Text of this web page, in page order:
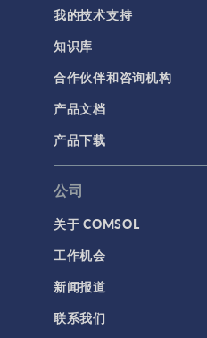
简介
结果与可视化
网格
集群计算和云计算
3D 打印
AC/DC 模块
App 开发器简介视频
CFD 模块
我的技术支持
知识库
合作伙伴和咨询机构
产品文档
产品下载
公司
关于 COMSOL
工作机会
新闻报道
联系我们